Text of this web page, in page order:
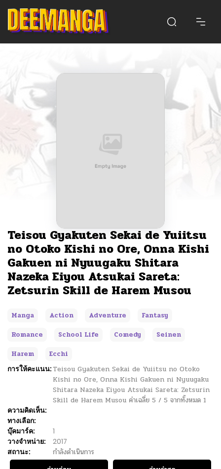
Teisou Gyakuten Sekai de Yuiitsu
no Otoko Kishi no Ore, Onna Kishi
Gakuen ni Nyuugaku Shitara
Nazeka Eiyou Atsukai Sareta:
Zetsurin Skill de Harem Musou
Manga Action Adventure
Fantasy
Romance
School Life Comedy
Seinen
Harem
Ecchi
การให้คะแนน: Teisou Gyakuten Sekai de Yuiitsu no Otoko
Kishi no Ore, Onna Kishi Gakuen ni Nyuugaku
Shitara Nazeka Eiyou Atsukai Sareta: Zetsurin
Skill de Harem Musou ค่าเฉลี่ย 5 / 5 จากทั้งหมด 1
ความคิดเห็น:
ทางเลือก:
บุ๊คมาร์ค:
1
วางจำหน่าย:
2017
สถานะ:
กำลังดำเนินการ